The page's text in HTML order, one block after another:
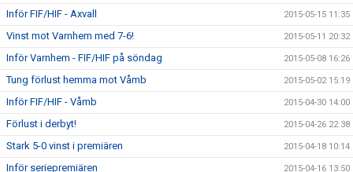
Inför FIF/HIF - Axvall 2015-05-15 11:35
Vinst mot Varnhem med 7-6! 2015-05-11 20:32
Inför Varnhem - FIF/HIF på söndag 2015-05-08 16:26
Tung förlust hemma mot Våmb 2015-05-02 15:19
Inför FIF/HIF - Våmb 2015-04-30 14:00
Förlust i derbyt! 2015-04-26 22:38
Stark 5-0 vinst i premiären 2015-04-18 10:14
Inför seriepremiären 2015-04-16 13:50